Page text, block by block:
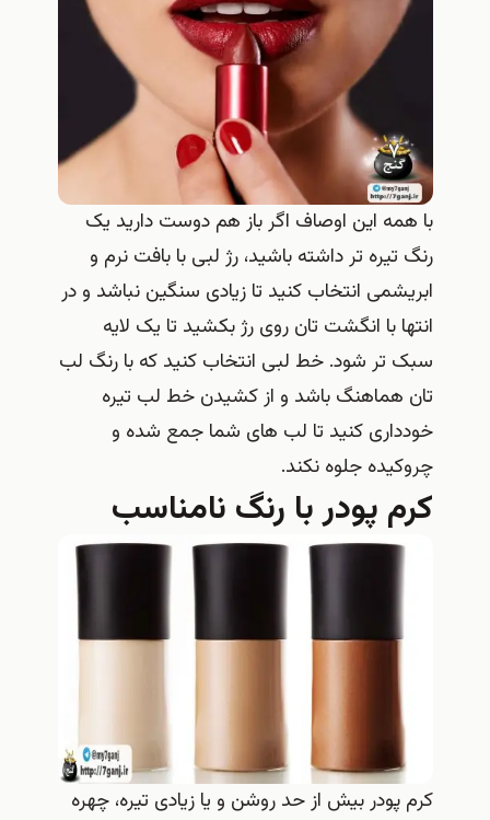
با همه این اوصاف اگر باز هم دوست دارید یک
رنگ تیره تر داشته باشید، رژ لبی با بافت نرم و
ابریشمی انتخاب کنید تا زیادی سنگین نباشد و در
انتها با انگشت تان روی رژ بکشید تا یک لایه
سبک تر شود. خط لبی انتخاب کنید که با رنگ لب
تان هماهنگ باشد و از کشیدن خط لب تیره
خودداری کنید تا لب های شما جمع شده و
چروکیده جلوه نکند.
کرم پودر با رنگ نامناسب
کرم پودر بیش از حد روشن و یا زیادی تیره، چهره